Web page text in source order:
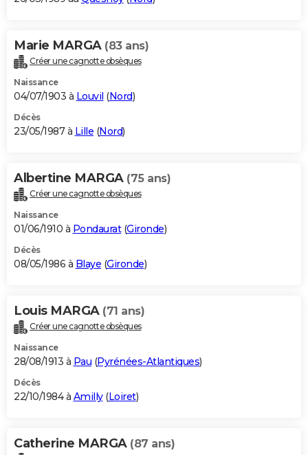
Marie MARGA (83 ans)
Créer une cagnotte obsèques
Naissance
04/07/1903 à Louvil (Nord)
Décès
23/05/1987 à Lille (Nord)
Albertine MARGA (75 ans)
Créer une cagnotte obsèques
Naissance
01/06/1910 à Pondaurat(Gironde)
Décès
08/05/1986 à Blaye (Gironde)
Louis MARGA (71 ans)
Créer une cagnotte obsèques
Naissance
28/08/1913 à Pau (Pyrénées-Atlantiques)
Décès
22/10/1984 à Amilly(Loiret)
Catherine MARGA (87 ans)